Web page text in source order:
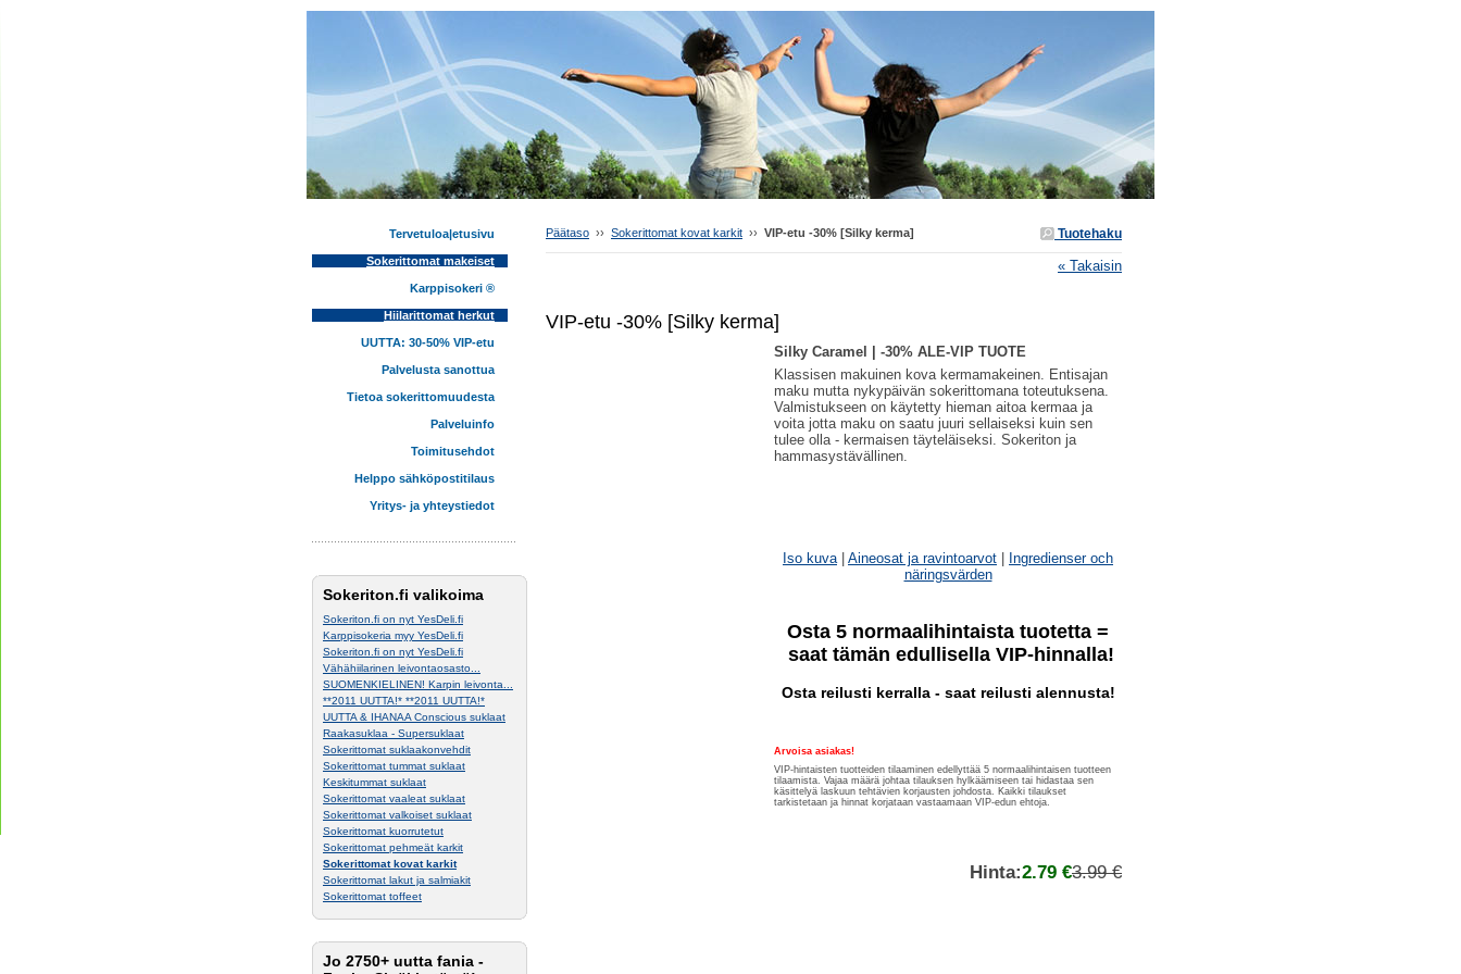
Tervetuloa|etusivu
Sokerittomat makeiset
Karppisokeri ®
Hiilarittomat herkut
UUTTA: 30-50% VIP-etu
Palvelusta sanottua
Tietoa sokerittomuudesta
Palveluinfo
Toimitusehdot
Helppo sähköpostitilaus
Yritys- ja yhteystiedot
Sokeriton.fi valikoima
Sokeriton.fi on nyt YesDeli.fi
Karppisokeria myy YesDeli.fi
Sokeriton.fi on nyt YesDeli.fi
Vähähiilarinen leivontaosasto...
SUOMENKIELINEN! Karpin leivonta...
**2011 UUTTA!* **2011 UUTTA!*
UUTTA & IHANAA Conscious suklaat
Raakasuklaa - Supersuklaat
Sokerittomat suklaakonvehdit
Sokerittomat tummat suklaat
Keskitummat suklaat
Sokerittomat vaaleat suklaat
Sokerittomat valkoiset suklaat
Sokerittomat kuorrutetut
Sokerittomat pehmeät karkit
Sokerittomat kovat karkit
Sokerittomat lakut ja salmiakit
Sokerittomat toffeet
Jo 2750+ uutta fania -
Tuotehaku
Päätaso ›› Sokerittomat kovat karkit ›› VIP-etu -30% [Silky kerma]
« Takaisin
VIP-etu -30% [Silky kerma]
Silky Caramel
| -30% ALE-VIP TUOTE
Klassisen makuinen kova kermamakeinen. Entisajan
maku mutta nykypäivän sokerittomana toteutuksena.
Valmistukseen on käytetty hieman aitoa kermaa ja
voita jotta maku on saatu juuri sellaiseksi kuin sen
tulee olla - kermaisen täyteläiseksi. Sokeriton ja
hammasystävällinen.
Iso kuva Aineosat ja ravintoarvot
Ingredienser och
näringsvärden
Osta 5 normaalihintaista tuotetta =
saat tämän edullisella VIP-hinnalla!
Osta reilusti kerralla - saat reilusti alennusta!
Arvoisa asiakas!
VIP-hintaisten tuotteiden tilaaminen edellyttää 5 normaalihintaisen tuotteen
tilaamista. Vajaa määrä johtaa tilauksen hylkäämiseen tai hidastaa sen
käsittelyä laskuun tehtävien korjausten johdosta. Kaikki tilaukset
tarkistetaan ja hinnat korjataan vastaamaan VIP-edun ehtoja.
Hinta:2.79 €3.99 €